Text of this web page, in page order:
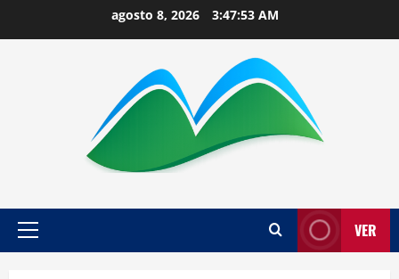
agosto 8, 2026 3:47:54 AM
Menú
VER